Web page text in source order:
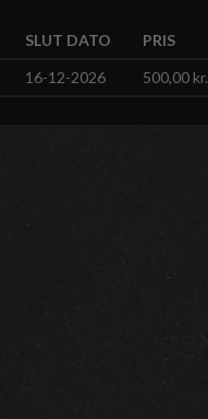
SLUT DATO PRIS
16-12-2026 500,00 kr.